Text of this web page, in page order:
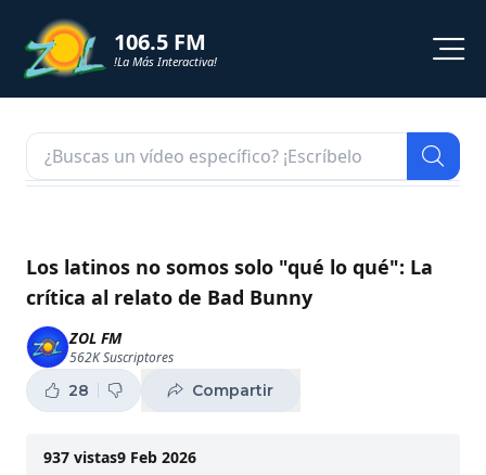
106.5 FM
!La Más Interactiva!
NOTICIAS
SHORTS
PODCAST
ZOL TV
Los latinos no somos solo "qué lo qué": La
crítica al relato de Bad Bunny
ZOL FM
562KSuscriptores
28 Compartir
937 vistas9 Feb 2026